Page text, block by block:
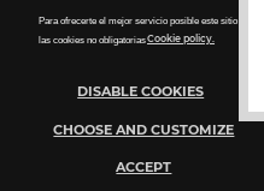
Para ofrecerte el mejor servicio posible este sitio
las cookies no obligatoriasCookie policy.
DISABLE COOKIES
CHOOSE AND CUSTOMIZE
ACCEPT
WHISTLEBLOWING